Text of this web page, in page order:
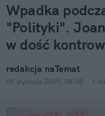
Wpadka
"Polityki".
w dość
redakcja naTemat
09 stycznia 2019, 08:55 1